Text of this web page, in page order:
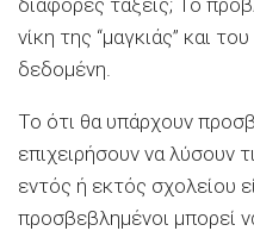
νίκη της “μαγκιάς” και
δεδομένη.
Το ότι θα υπάρχουν
επιχειρήσουν να λύσουν
εντός ή εκτός σχολείου
προσβεβλημένοι μπορεί